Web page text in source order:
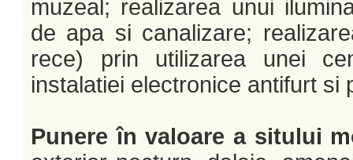
muzeal; realizarea unui
de apa si canalizare;
rece) prin utilizarea unei
instalatiei electronice antifurt si
Punere în valoare a sitului